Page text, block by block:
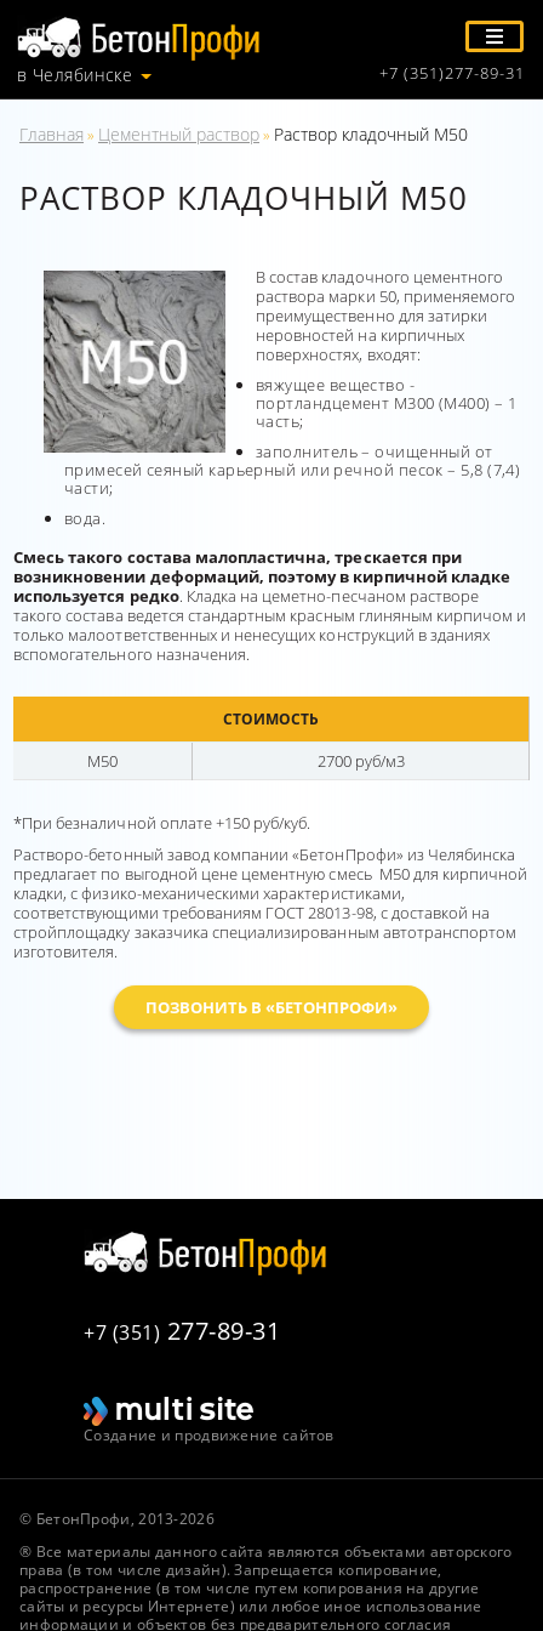
в Челябинске +7 (351)277-89-31
Главная » Цементный раствор» Раствор кладочный М50
РАСТВОР КЛАДОЧНЫЙ М50
В состав кладочного цементного
раствора марки 50, применяемого
преимущественно для затирки
неровностей на кирпичных
поверхностях, входят:
вяжущее вещество -
портландцемент М300 (М400) – 1
часть;
заполнитель – очищенный от
примесей сеяный карьерный или речной песок – 5,8 (7,4)
части;
вода.
Смесь такого состава малопластична, трескается при
возникновении деформаций, поэтому в кирпичной кладке
используется редко. Кладка на цеметно-песчаном растворе
такого состава ведется стандартным красным глиняным кирпичом и
только малоответственных и ненесущих конструкций в зданиях
вспомогательного назначения.
СТОИМОСТЬ
М50 2700 руб/м3
*При безналичной оплате +150 руб/куб.
Растворо-бетонный завод компании «БетонПрофи» из Челябинска
предлагает по выгодной цене цементную смесь М50 для кирпичной
кладки, с физико-механическими характеристиками,
соответствующими требованиям ГОСТ 28013-98, с доставкой на
стройплощадку заказчика специализированным автотранспортом
изготовителя.
ПОЗВОНИТЬ В «БЕТОНПРОФИ»
+7 (351) 277-89-31
Создание и продвижение сайтов
© БетонПрофи, 2013-2026
® Все материалы данного сайта являются объектами авторского
права (в том числе дизайн). Запрещается копирование,
распространение (в том числе путем копирования на другие
сайты и ресурсы Интернете) или любое иное использование
информации и объектов без предварительного согласия